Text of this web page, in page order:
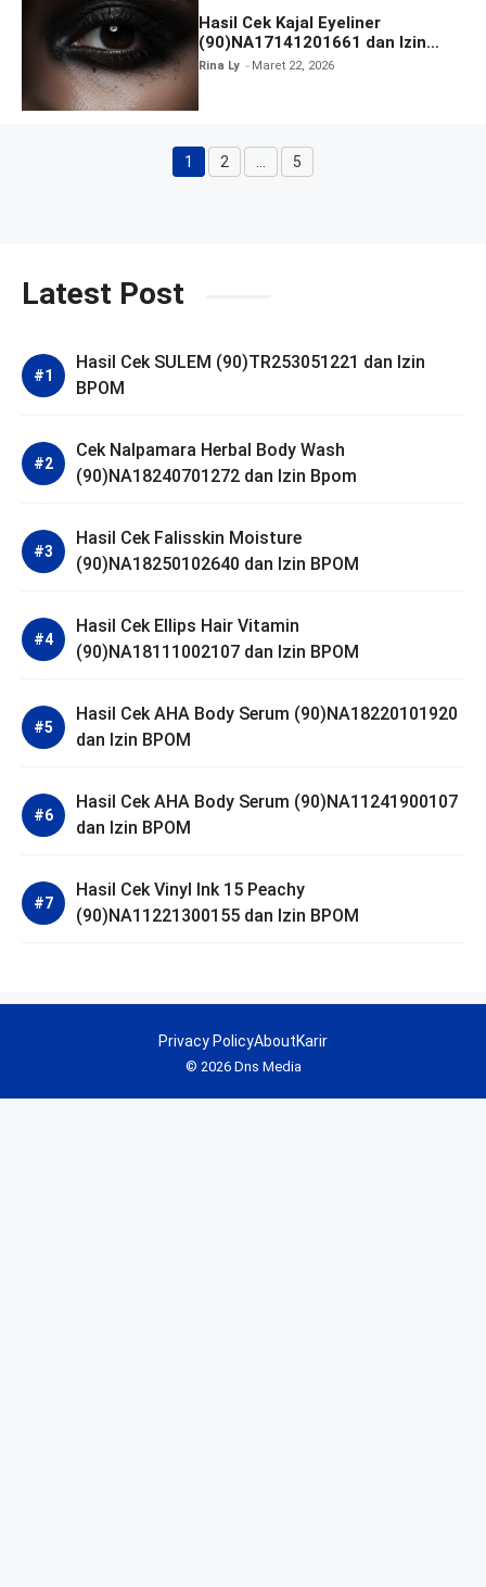
Hasil Cek Kajal Eyeliner
(90)NA17141201661 dan Izin
BPOM
Rina Ly Maret 22, 2026
Halaman
1 Halaman
2 5
Latest Post
Hasil Cek SULEM (90)TR253051221 dan Izin
BPOM
Cek Nalpamara Herbal Body Wash
(90)NA18240701272 dan Izin Bpom
Hasil Cek Falisskin Moisture
(90)NA18250102640 dan Izin BPOM
Hasil Cek Ellips Hair Vitamin
(90)NA18111002107 dan Izin BPOM
Hasil Cek AHA Body Serum (90)NA18220101920
dan Izin BPOM
Hasil Cek AHA Body Serum (90)NA11241900107
dan Izin BPOM
Hasil Cek Vinyl Ink 15 Peachy
(90)NA11221300155 dan Izin BPOM
© 2026 Dns Media
Privacy PolicyAboutKarir